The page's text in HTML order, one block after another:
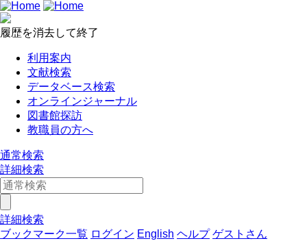
履歴を消去して終了
利用案内
文献検索
データベース検索
オンラインジャーナル
図書館探訪
教職員の方へ
通常検索
詳細検索
詳細検索
ブックマーク一覧 ログイン English ヘルプ ゲストさん